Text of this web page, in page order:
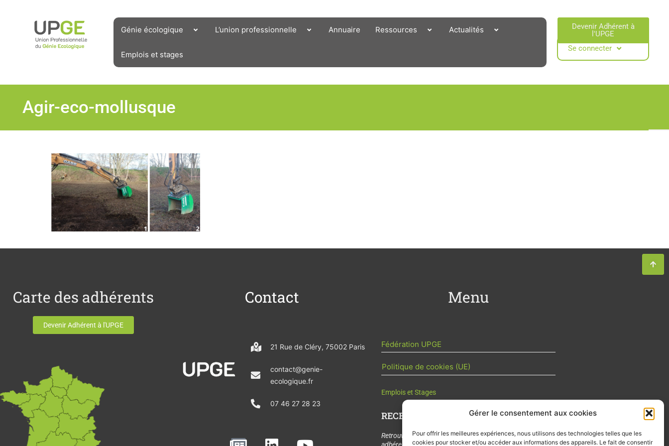
Gérer le consentement aux cookies
Pour offrir les meilleures expériences, nous utilisons des technologies telles que les
cookies pour stocker et/ou accéder aux informations des appareils. Le fait de consentir
Génie écologique L’union professionnelle Annuaire Ressources Actualités
Emplois et stages
Devenir Adhérent à
l'UPGE​
Se connecter
Agir-eco-mollusque
Carte des adhérents
Devenir Adhérent à l'UPGE
Contact
21 Rue de Cléry, 75002 Paris
contact@genie-
ecologique.fr
07 46 27 28 23
N
L
Y
Menu
Fédération UPGE
Politique de cookies (UE)
Emplois et Stages
RECEVOIR L'ACTU DE LA FILIÈRE
Retrouvez tous les mois les articles terrain de nos
adhérents, les rendez-vous importants de la filière, nos